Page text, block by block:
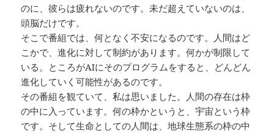
のに、彼らは疲れないのです。未だ超えていないのは、
頭脳だけです。
そこで番組では、何となく不安になるのです。人間はど
こかで、進化に対して制約があります。何かが制限して
いる。ところがAIにそのプログラムをすると、どんどん
進化していく可能性があるのです。
その番組を観ていて、私は思いました。人間の存在は枠
の中に入っています。何の枠かというと、宇宙という枠
です。そして生命としての人間は、地球生態系の枠の中